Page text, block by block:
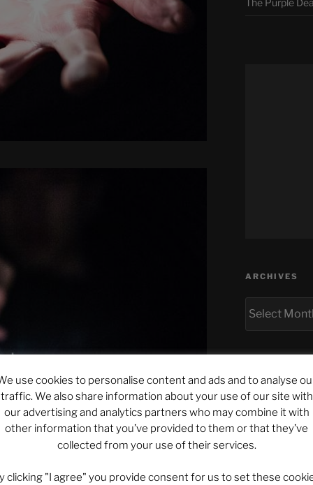
ARCHIVES
Categories
use cookies to personalise content and ads and to analyse
traffic. We also share information about your use of our site with
our advertising and analytics partners who may combine it with
other information that you’ve provided to them or that they’ve
collected from your use of their services.
clicking "I agree" you provide consent for us to set these